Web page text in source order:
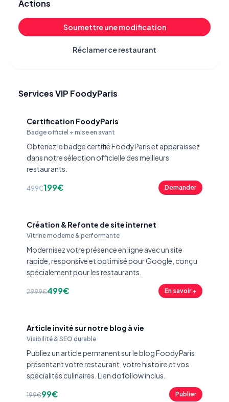
Actions
Soumettre une modification
Réclamer ce restaurant
Services VIP FoodyParis
Certification FoodyParis
Badge officiel + mise en avant
Obtenez le badge certifié FoodyParis et apparaissez
dans notre sélection officielle des meilleurs
restaurants.
499€199€ Demander
Création & Refonte de site internet
Vitrine moderne & performante
Modernisez votre présence en ligne avec un site
rapide, responsive et optimisé pour Google, conçu
spécialement pour les restaurants.
2999€499€ En savoir +
Article invité sur notre blog à vie
Visibilité & SEO durable
Publiez un article permanent sur le blog FoodyParis
présentant votre restaurant, votre histoire et vos
spécialités culinaires. Lien dofollow inclus.
199€99€ Publier